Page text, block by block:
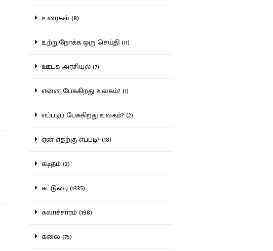
உரைகள் (8)
உற்றுநோக்க ஒரு செய்தி (11)
ஊடக அரசியல் (7)
என்ன பேசுகிறது உலகம்? (1)
எப்படிப் பேசுகிறது உலகம்? (2)
ஏன் எதற்கு எப்படி? (18)
கடிதம் (2)
கட்டுரை (1335)
கலாச்சாரம் (198)
கலை (75)